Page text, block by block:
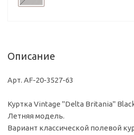
Описание
Арт. AF-20-3527-63
Куртка Vintage "Delta Britania"
Летняя модель.
Вариант классической полевой